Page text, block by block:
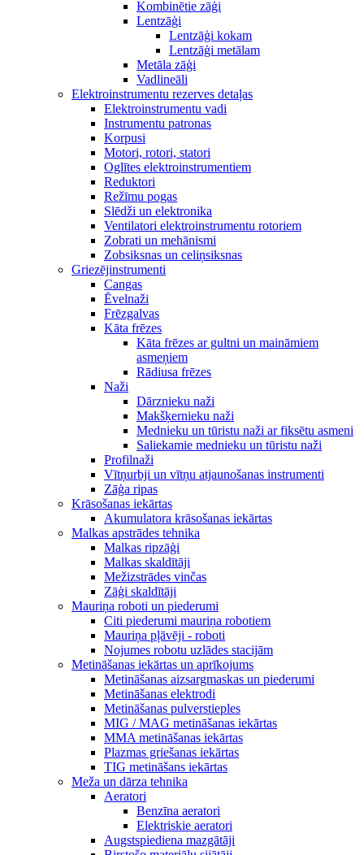
Kombinētie zāģi
Lentzāģi
Lentzāģi kokam
Lentzāģi metālam
Metāla zāģi
Vadlineāli
Elektroinstrumentu rezerves detaļas
Elektroinstrumentu vadi
Instrumentu patronas
Korpusi
Motori, rotori, statori
Oglītes elektroinstrumentiem
Reduktori
Režīmu pogas
Slēdži un elektronika
Ventilatori elektroinstrumentu rotoriem
Zobrati un mehānismi
Zobsiksnas un celiņsiksnas
Griezējinstrumenti
Cangas
Ēvelnaži
Frēzgalvas
Kāta frēzes
Kāta frēzes ar gultni un maināmiem
asmeņiem
Rādiusa frēzes
Naži
Dārznieku naži
Makšķernieku naži
Mednieku un tūristu naži ar fiksētu asmeni
Saliekamie mednieku un tūristu naži
Profilnaži
Vītņurbji un vītņu atjaunošanas instrumenti
Zāģa ripas
Krāsošanas iekārtas
Akumulatora krāsošanas iekārtas
Malkas apstrādes tehnika
Malkas ripzāģi
Malkas skaldītāji
Mežizstrādes vinčas
Zāģi skaldītāji
Mauriņa roboti un piederumi
Citi piederumi mauriņa robotiem
Mauriņa pļāvēji - roboti
Nojumes robotu uzlādes stacijām
Metināšanas iekārtas un aprīkojums
Metināšanas aizsargmaskas un piederumi
Metināšanas elektrodi
Metināšanas pulverstieples
MIG / MAG metināšanas iekārtas
MMA metināšanas iekārtas
Plazmas griešanas iekārtas
TIG metināšans iekārtas
Meža un dārza tehnika
Aeratori
Benzīna aeratori
Elektriskie aeratori
Augstspiediena mazgātāji